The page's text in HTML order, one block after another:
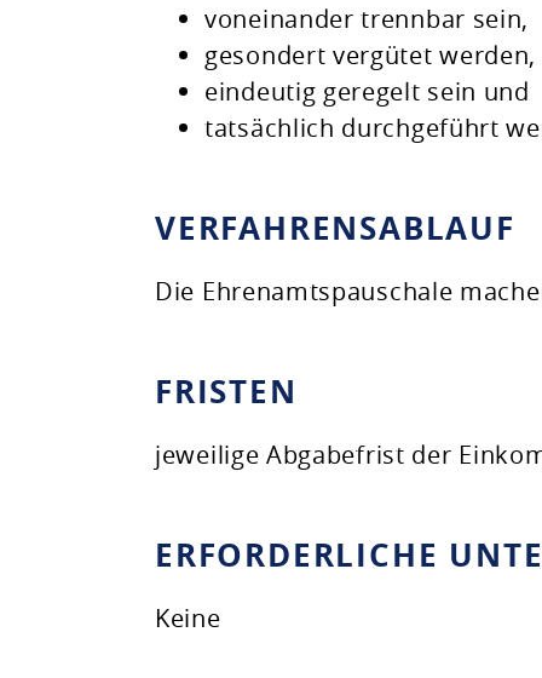
voneinander trennbar sein,
gesondert vergütet werden,
eindeutig geregelt sein und
tatsächlich durchgeführt
VERFAHRENSABLAUF
Die Ehrenamtspauschale
FRISTEN
jeweilige Abgabefrist der
ERFORDERLICHE
Keine